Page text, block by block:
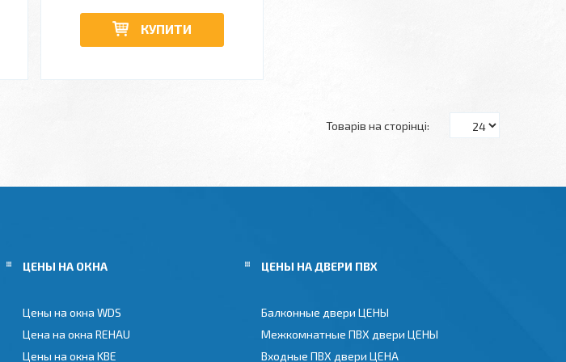
КУПИТИ
ЦЕНЫ НА ОКНА
Цены на окна WDS
Цена на окна REHAU
Цены на окна KBE
ЦЕНЫ НА ДВЕРИ ПВХ
Балконные двери ЦЕНЫ
Межкомнатные ПВХ двери ЦЕНЫ
Входные ПВХ двери ЦЕНА